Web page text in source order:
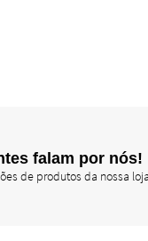
falam por nós!
de produtos da nossa